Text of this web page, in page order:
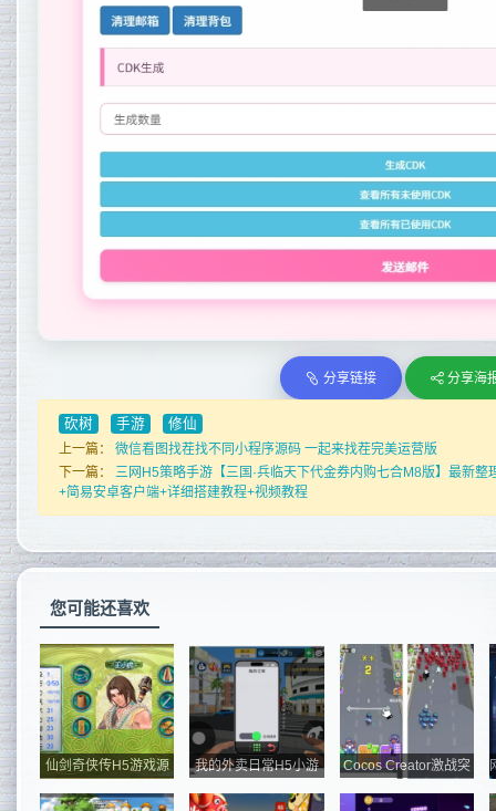
分享链接 分享海
砍树 手游
修仙
上一篇： 微信看图找茬找不同小程序源码 一起来找茬完美运营版
下一篇： 三网H5策略手游【三国·兵临天下代金券内购七合M8版】最新
+简易安卓客户端+详细搭建教程+视频教程
您可能还喜欢
仙剑奇侠传H5游戏源
码
我的外卖日常H5小游
戏源码
Cocos Creator激战突
围源码 休...